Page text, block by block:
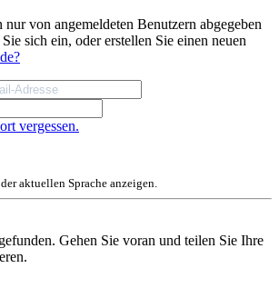
von angemeldeten Benutzern abgegeben
sich ein, oder erstellen Sie einen neuen
vergessen.
aktuellen Sprache anzeigen.
Gehen Sie voran und teilen Sie Ihre